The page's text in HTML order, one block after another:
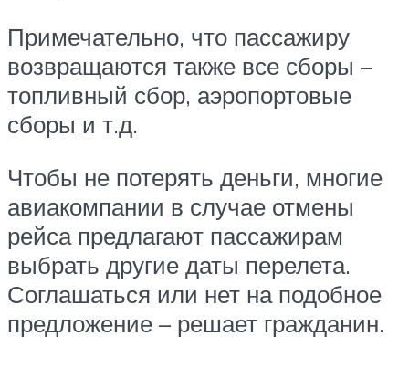
Примечательно, что пассажиру
возвращаются также все сборы –
топливный сбор, аэропортовые
сборы и т.д.
Чтобы не потерять деньги, многие
авиакомпании в случае отмены
рейса предлагают пассажирам
выбрать другие даты перелета.
Соглашаться или нет на подобное
предложение – решает гражданин.